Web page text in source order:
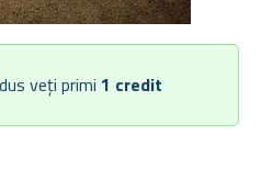
veți primi 1 credit